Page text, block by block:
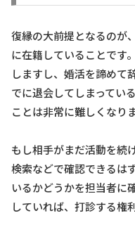
復縁の大前提となるのが
に在籍していることです
しますし、婚活を諦めて
でに退会してしまってい
ことは非常に難しくなりま
もし相手がまだ活動を続
検索などで確認できるは
いるかどうかを担当者に
していれば、打診する権